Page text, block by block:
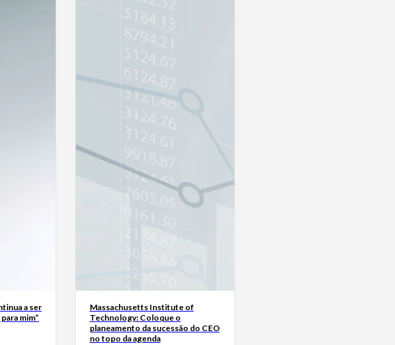
a ser
mim”
Massachusetts Institute of
Technology: Coloque o
planeamento da sucessão do CEO
no topo da agenda